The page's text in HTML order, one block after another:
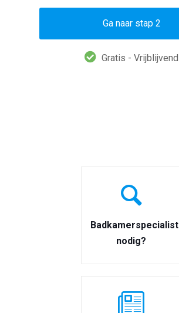
Ga naar stap 2
Gratis - Vrijblijvend
Badkamerspecialist
nodig?